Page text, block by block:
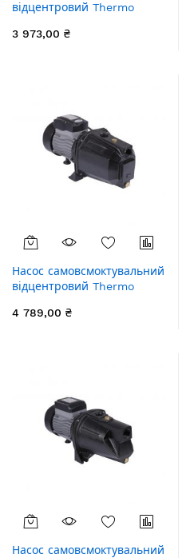
відцентровий Thermo
кВт
3 973,00 ₴
Насос самовсмоктувальний
відцентровий Thermo
кВт
4 789,00 ₴
Насос самовсмоктувальний